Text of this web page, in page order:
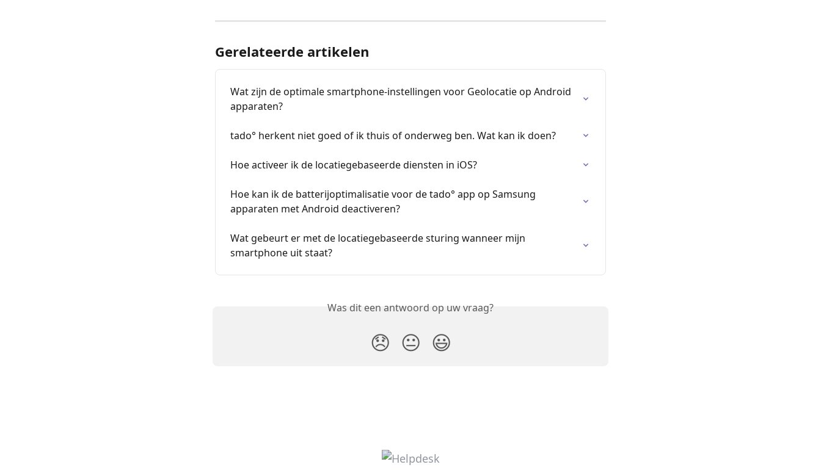
Gerelateerde artikelen
Wat zijn de optimale smartphone-instellingen voor Geolocatie op Android
apparaten?
tado° herkent niet goed of ik thuis of onderweg ben. Wat kan ik doen?
Hoe activeer ik de locatiegebaseerde diensten in iOS?
Hoe kan ik de batterijoptimalisatie voor de tado° app op Samsung
apparaten met Android deactiveren?
Wat gebeurt er met de locatiegebaseerde sturing wanneer mijn
smartphone uit staat?
Was dit een antwoord op uw vraag?
😞 😐 😃